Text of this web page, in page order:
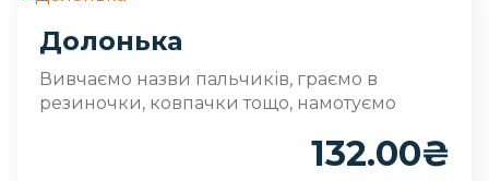
Долонька
Вивчаємо назви пальчиків, граємо в
резиночки, ковпачки тощо, намотуємо
132.00₴